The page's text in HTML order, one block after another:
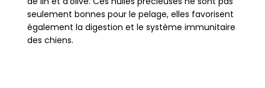
seulement bonnes pour le pelage, elles favorisent
également la digestion et le système immunitaire
des chiens.